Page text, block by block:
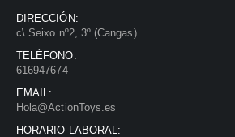
DIRECCIÓN:
c\ Seixo nº2, 3º (Cangas)
TELÉFONO:
616947674
EMAIL:
Hola@ActionToys.es
HORARIO LABORAL: